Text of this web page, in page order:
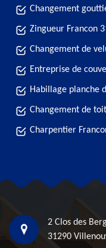
Changement
Zingueur Francon
Changement de
Entreprise de
Habillage planche
Changement de
Charpentier
2 Clos des
31290